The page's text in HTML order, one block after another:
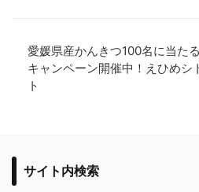
愛媛県産かんきつ100名に当た
amキャンペーン開催中！えひ
フライト
サイト内検索